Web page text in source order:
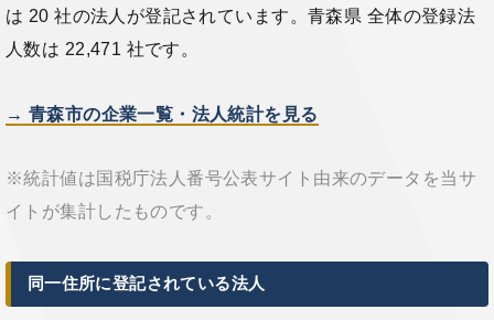
は 20 社の法人が登記されています。青森県 全体の登録法
人数は 22,471 社です。
→ 青森市の企業一覧・法人統計を見る
※統計値は国税庁法人番号公表サイト由来のデータを当サ
イトが集計したものです。
同一住所に登記されている法人